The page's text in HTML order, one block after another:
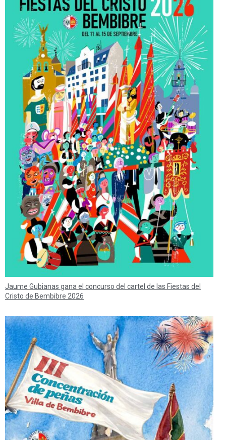
Jaume Gubianas gana el concurso del cartel de las Fiestas del
Cristo de Bembibre 2026